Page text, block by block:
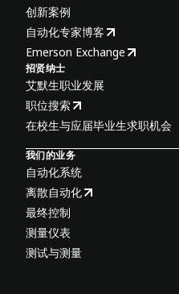
创新案例
自动化专家博客
Emerson Exchange
招贤纳士
艾默生职业发展
职位搜索
在校生与应届毕业生求职机会
我们的业务
自动化系统
离散自动化
最终控制
测量仪表
测试与测量